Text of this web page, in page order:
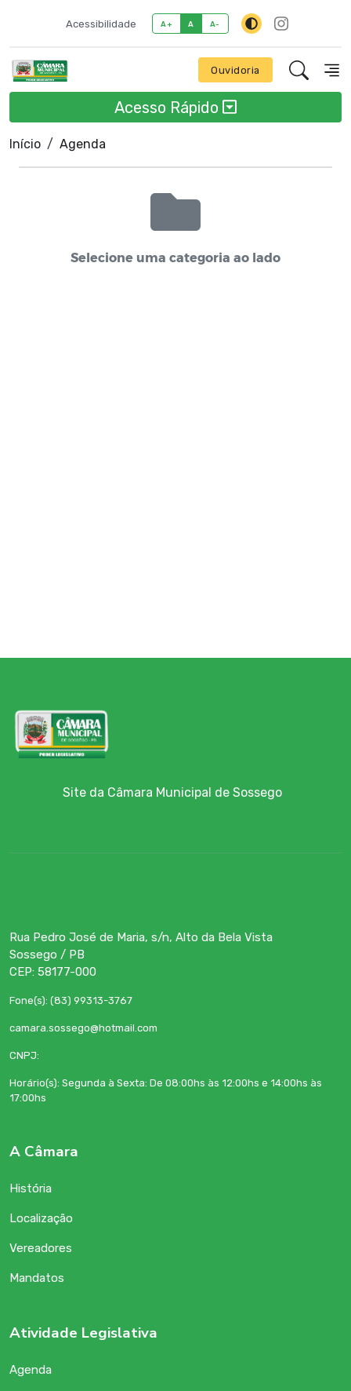
Acessibilidade A+ A A-
Ouvidoria
Acesso Rápido
Início Agenda
Selecione uma categoria ao lado
Site da Câmara Municipal de Sossego
Rua Pedro José de Maria, s/n, Alto da Bela Vista
Sossego / PB
CEP: 58177-000
Fone(s): (83) 99313-3767
camara.sossego@hotmail.com
CNPJ:
Horário(s): Segunda à Sexta: De 08:00hs às 12:00hs e 14:00hs às
17:00hs
A Câmara
História
Localização
Vereadores
Mandatos
Atividade Legislativa
Agenda